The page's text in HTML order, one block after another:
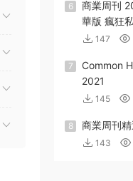
6
商業周刊
華版 瘋狂
147
7
Common
2021
145
8 商業周刊
143